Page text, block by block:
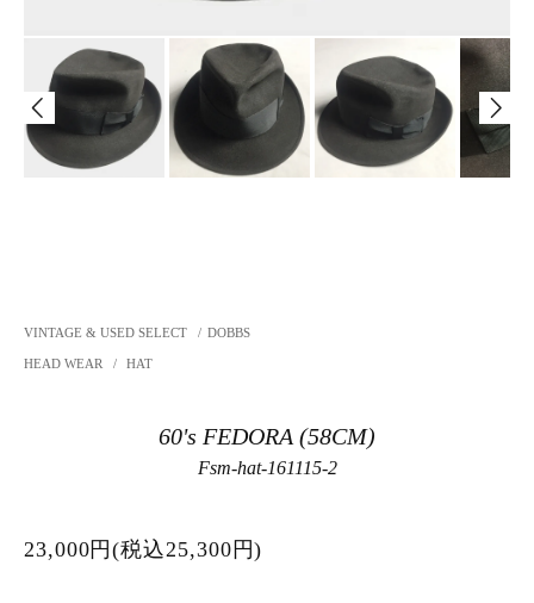
VINTAGE & USED SELECT / DOBBS
HEAD WEAR / HAT
60's FEDORA (58CM)
Fsm-hat-161115-2
23,000円(税込25,300円)